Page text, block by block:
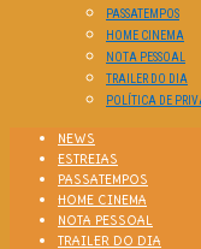
PASSATEMPOS
HOME CINEMA
NOTA PESSOAL
TRAILER DO DIA
POLÍTICA DE
NEWS
ESTREIAS
PASSATEMPOS
HOME CINEMA
NOTA PESSOAL
TRAILER DO DIA